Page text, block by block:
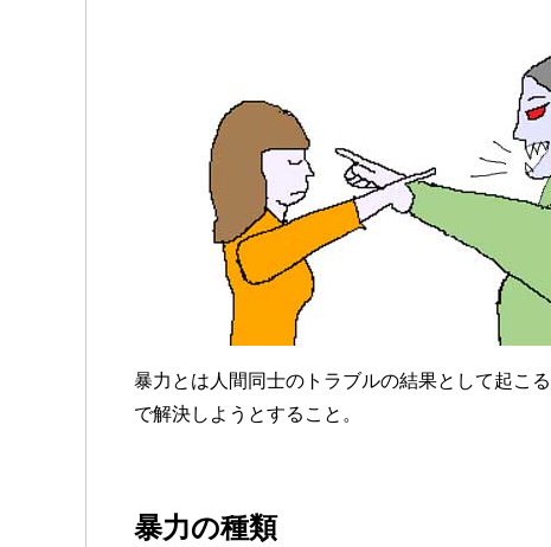
暴力とは人間同士のトラブルの結果として起こる
で解決しようとすること。
暴力の種類